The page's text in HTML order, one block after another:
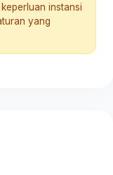
instansi
yang